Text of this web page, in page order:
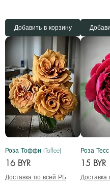
Добавить в корзину
Роза Тоффи (Toffee)
Цена
16 BYR
Доставка по всей РБ
Роза Тесс
Цена
15 BYR